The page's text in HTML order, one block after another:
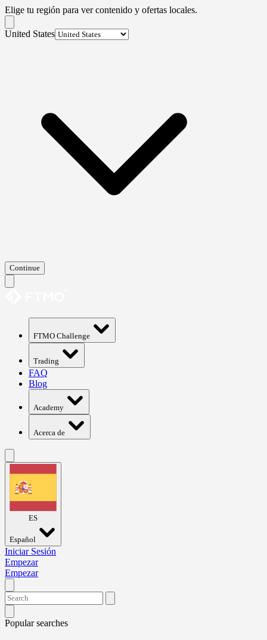
Elige tu región para ver contenido y ofertas locales.
United States
Continue
FTMO Challenge
Trading
FAQ
Blog
Academy
Acerca de
ES
Español
Iniciar Sesión
Empezar
Empezar
Popular searches